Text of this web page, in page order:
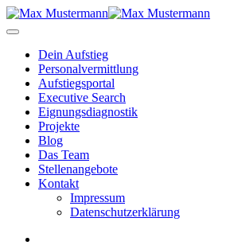
Dein Aufstieg
Personal­vermittlung
Aufstiegsportal
Executive Search
Eignungs­diagnostik
Projekte
Blog
Das Team
Stellenangebote
Kontakt
Impressum
Datenschutzerklärung